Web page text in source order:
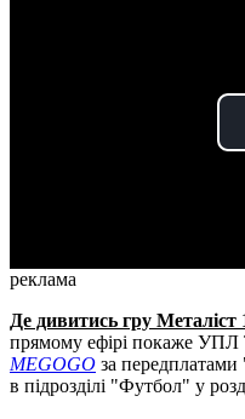
реклама
Де дивитись гру Металіст
прямому ефірі покаже УПЛ
MEGOGO за
в підрозділі "Футбол" у